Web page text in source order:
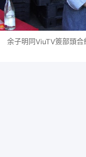
余子明同ViuTV簽部頭